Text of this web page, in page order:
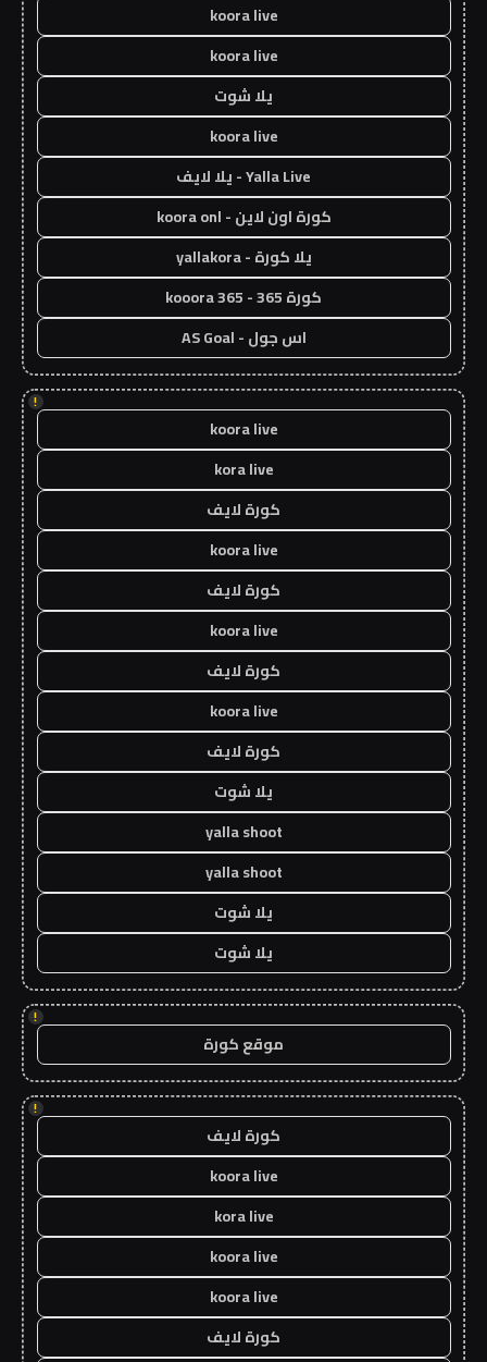
koora live
koora live
يلا شوت
koora live
Yalla Live - يلا لايف
كورة اون لاين - koora onl
يلا كورة - yallakora
كورة 365 - kooora 365
اس جول - AS Goal
!
koora live
kora live
كورة لايف
koora live
كورة لايف
koora live
كورة لايف
koora live
كورة لايف
يلا شوت
yalla shoot
yalla shoot
يلا شوت
يلا شوت
!
موقع كورة
!
كورة لايف
koora live
kora live
koora live
koora live
كورة لايف